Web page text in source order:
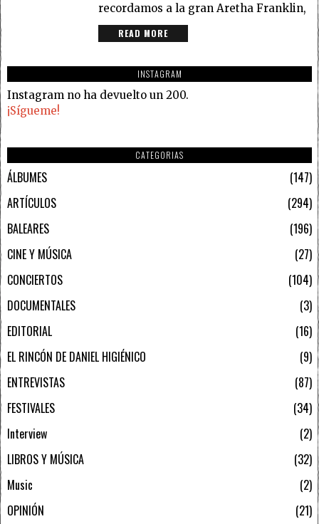
recordamos a la gran Aretha Franklin,
READ MORE
INSTAGRAM
Instagram no ha devuelto un 200.
¡Sígueme!
CATEGORIAS
ÁLBUMES
147
ARTÍCULOS
294
BALEARES
196
CINE Y MÚSICA
27
CONCIERTOS
104
DOCUMENTALES
3
EDITORIAL
16
EL RINCÓN DE DANIEL HIGIÉNICO
9
ENTREVISTAS
87
FESTIVALES
34
Interview
2
LIBROS Y MÚSICA
32
Music
2
OPINIÓN
21